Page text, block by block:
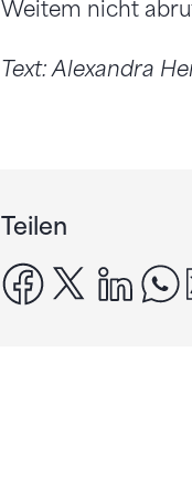
Weitem nicht
Text: Alexandra
Teilen
facebook
x